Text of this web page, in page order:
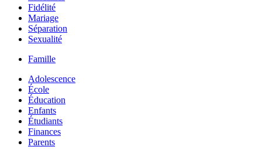
Fidélité
Mariage
Séparation
Sexualité
Famille
Adolescence
École
Éducation
Enfants
Étudiants
Finances
Parents